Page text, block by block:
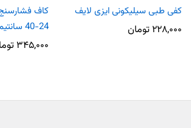
کفی طبی سیلیکونی ایزی لایف
۲۲۸,۰۰۰ تومان
کاف
24-40 سانتیمتر
۳۴۵,۰۰۰